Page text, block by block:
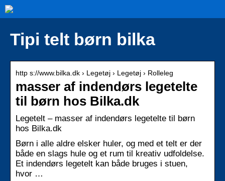
Tipi telt børn bilka
http s://www.bilka.dk › Legetøj › Legetøj › Rolleleg
masser af indendørs legetelte
til børn hos Bilka.dk
Legetelt – masser af indendørs legetelte til børn
hos Bilka.dk
Børn i alle aldre elsker huler, og med et telt er der
både en slags hule og et rum til kreativ udfoldelse.
Et indendørs legetelt kan både bruges i stuen,
hvor …